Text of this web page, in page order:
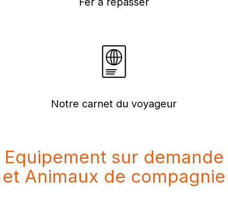
Notre carnet du voyageur
Equipement sur demande
et Animaux de compagnie